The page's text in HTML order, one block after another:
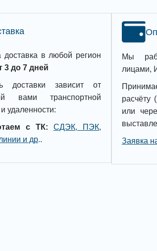
Мы
лицами,
расчёту
или
Заявка
доставка в любой регион
3 до 7 дней
доставки зависит от
вами транспортной
удаленности:
с ТК:
СДЭК, ПЭК,
и др..